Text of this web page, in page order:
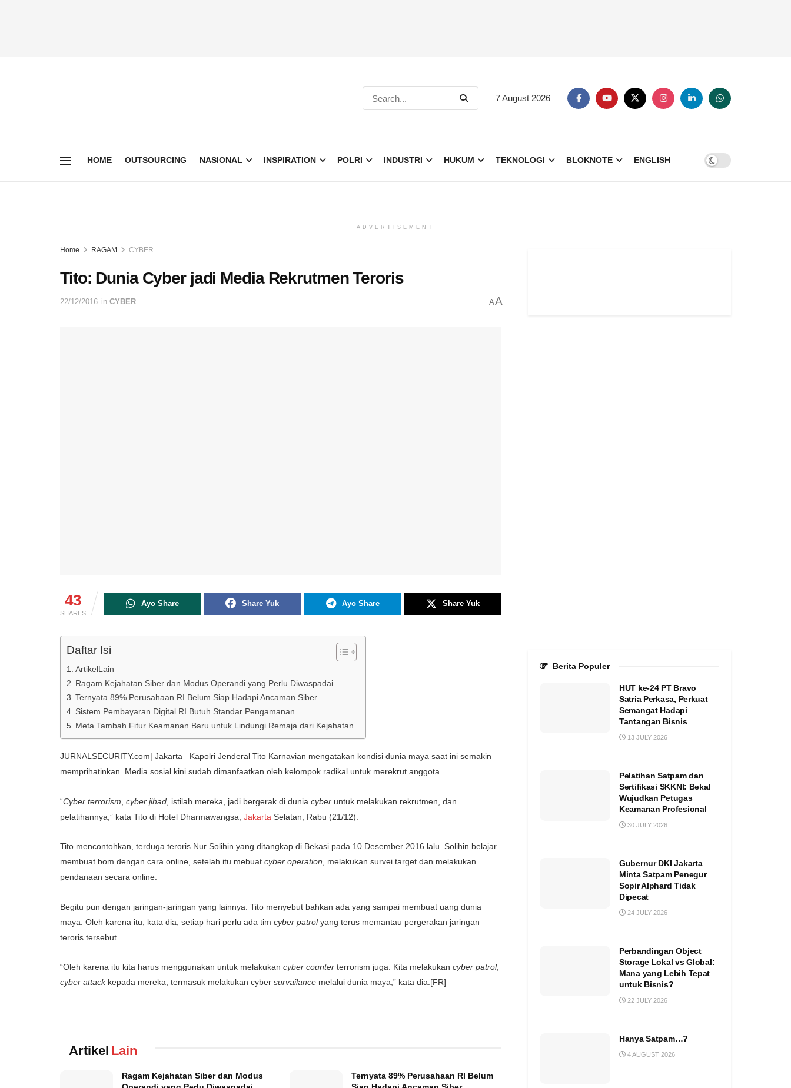
7 August 2026
HOME OUTSOURCING NASIONAL INSPIRATION POLRI INDUSTRI HUKUM TEKNOLOGI BLOKNOTE ENGLISH
ADVERTISEMENT
Home RAGAM CYBER
Tito: Dunia Cyber jadi Media Rekrutmen Teroris
22/12/2016 in CYBER AA
43
SHARES
Ayo Share Share Yuk Ayo Share Share Yuk
Daftar Isi
ArtikelLain
Ragam Kejahatan Siber dan Modus Operandi yang Perlu Diwaspadai
Ternyata 89% Perusahaan RI Belum Siap Hadapi Ancaman Siber
Sistem Pembayaran Digital RI Butuh Standar Pengamanan
Meta Tambah Fitur Keamanan Baru untuk Lindungi Remaja dari Kejahatan
JURNALSECURITY.com| Jakarta– Kapolri Jenderal Tito Karnavian mengatakan kondisi dunia maya saat ini semakin
memprihatinkan. Media sosial kini sudah dimanfaatkan oleh kelompok radikal untuk merekrut anggota.
“Cyber terrorism cyber jihad , istilah mereka, jadi bergerak di dunia cyber untuk melakukan rekrutmen, dan
pelatihannya,” kata Tito di Hotel Dharmawangsa, Jakarta Selatan, Rabu (21/12).
Tito mencontohkan, terduga teroris Nur Solihin yang ditangkap di Bekasi pada 10 Desember 2016 lalu. Solihin belajar
membuat bom dengan cara online, setelah itu mebuat cyber operation, melakukan survei target dan melakukan
pendanaan secara online.
Begitu pun dengan jaringan-jaringan yang lainnya. Tito menyebut bahkan ada yang sampai membuat uang dunia
maya. Oleh karena itu, kata dia, setiap hari perlu ada tim cyber patrolyang terus memantau pergerakan jaringan
teroris tersebut.
“Oleh karena itu kita harus menggunakan untuk melakukan cyber counter terrorism juga. Kita melakukan cyber patrol,
cyber attackkepada mereka, termasuk melakukan cyber survailance melalui dunia maya,” kata dia.[FR]
Artikel Lain
Ragam Kejahatan Siber dan Modus
Ternyata 89% Perusahaan RI Belum
Berita Populer
HUT ke-24 PT Bravo
Satria Perkasa, Perkuat
Semangat Hadapi
Tantangan Bisnis
13 JULY 2026
Pelatihan Satpam dan
Sertifikasi SKKNI: Bekal
Wujudkan Petugas
Keamanan Profesional
30 JULY 2026
Gubernur DKI Jakarta
Minta Satpam Penegur
Sopir Alphard Tidak
Dipecat
24 JULY 2026
Perbandingan Object
Storage Lokal vs Global:
Mana yang Lebih Tepat
untuk Bisnis?
22 JULY 2026
Hanya Satpam…?
4 AUGUST 2026